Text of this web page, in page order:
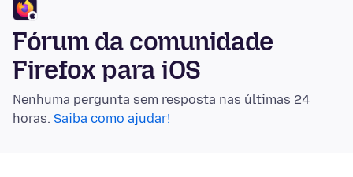
Fórum da comunidade
Firefox para iOS
Nenhuma pergunta sem resposta nas últimas 24
horas. Saiba como ajudar!